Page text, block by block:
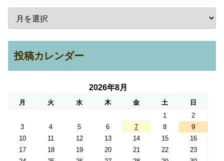
投稿カレンダー
2026年8月
月 火 水 木 金 土
日
1
2
3
4 5 6 7 8
9
10
11 12 13 14 15
16
17
18 19 20 21 22
23